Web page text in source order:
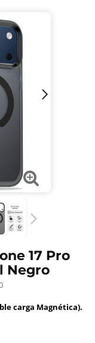
17 Pro
Negro
carga Magnética).